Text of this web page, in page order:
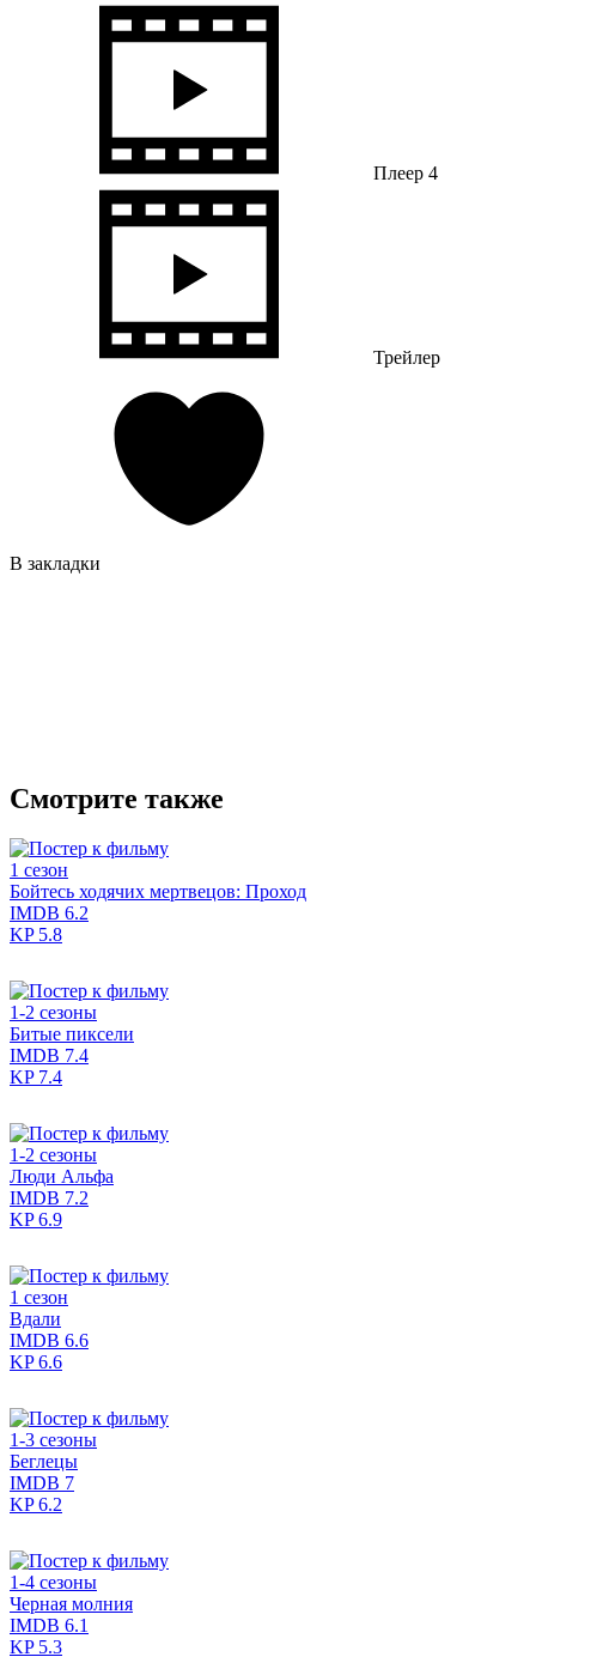
Плеер 4
Трейлер
В закладки
Смотрите также
1 сезон
Бойтесь ходячих мертвецов: Проход
IMDB 6.2
KP5.8
1-2 сезоны
Битые пиксели
IMDB 7.4
KP7.4
1-2 сезоны
Люди Альфа
IMDB 7.2
KP6.9
1 сезон
Вдали
IMDB 6.6
KP6.6
1-3 сезоны
Беглецы
IMDB 7
KP6.2
1-4 сезоны
Черная молния
IMDB 6.1
KP5.3